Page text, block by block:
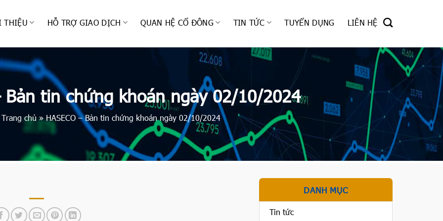
THIỆU HỖ TRỢ GIAO DỊCH QUAN HỆ CỔ ĐÔNG TIN TỨC TUYỂN DỤNG LIÊN HỆ
Bản tin chứng khoán ngày 02/10/2024
Trang chủ»HASECO – Bản tin chứng khoán ngày 02/10/2024
DANH MỤC
Tin tức